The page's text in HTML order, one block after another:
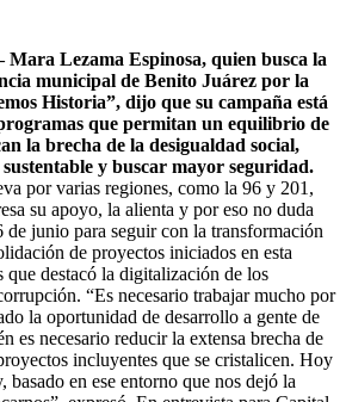
Lezama Espinosa, quien busca la
municipal de Benito Juárez por la
Historia”, dijo que su campaña está
que permitan un equilibrio de
la brecha de la desigualdad social,
y buscar mayor seguridad.
por varias regiones, como la 96 y 201,
su apoyo, la alienta y por eso no duda
de junio para seguir con la transformación
de proyectos iniciados en esta
que destacó la digitalización de los
“Es necesario trabajar mucho por
la oportunidad de desarrollo a gente de
es necesario reducir la extensa brecha de
incluyentes que se cristalicen. Hoy
basado en ese entorno que nos dejó la